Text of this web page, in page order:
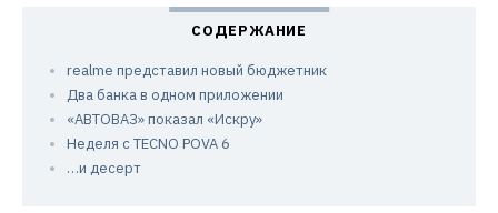
realme представил новый бюджетник
Два банка в одном приложении
«АВТОВАЗ» показал «Искру»
Неделя с TECNO POVA 6
…и десерт